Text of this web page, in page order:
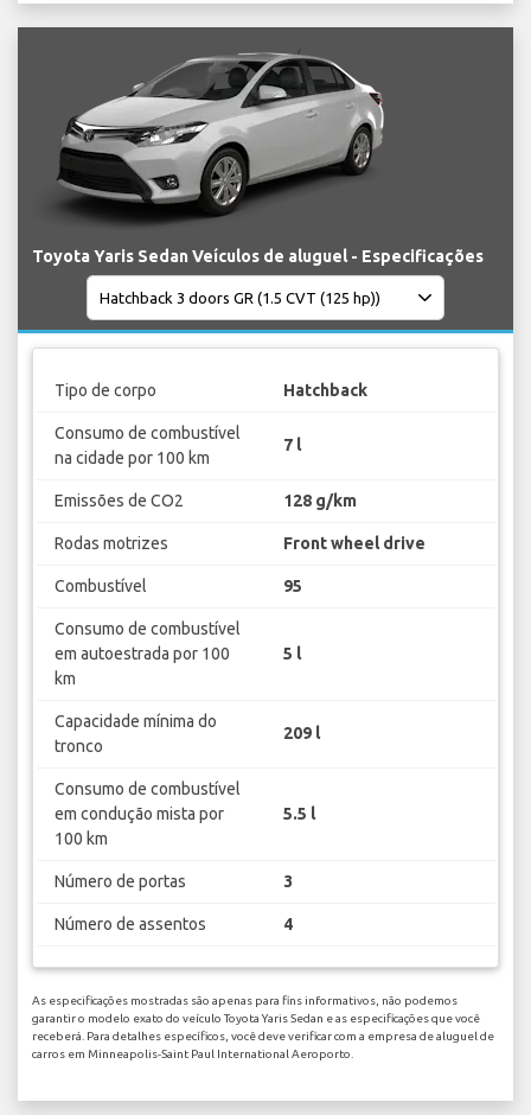
Toyota Yaris Sedan Veículos de aluguel - Especificações
Tipo de corpo Hatchback
Consumo de combustível
na cidade por 100 km
7 l
Emissões de CO2 128 g/km
Rodas motrizes Front wheel drive
Combustível 95
Consumo de combustível
em autoestrada por 100
km
5 l
Capacidade mínima do
tronco
209 l
Consumo de combustível
em condução mista por
100 km
5.5 l
Número de portas 3
Número de assentos 4
As especificações mostradas são apenas para fins informativos, não podemos
garantir o modelo exato do veículo Toyota Yaris Sedan e as especificações que você
receberá. Para detalhes específicos, você deve verificar com a empresa de aluguel de
carros em Minneapolis-Saint Paul International Aeroporto.